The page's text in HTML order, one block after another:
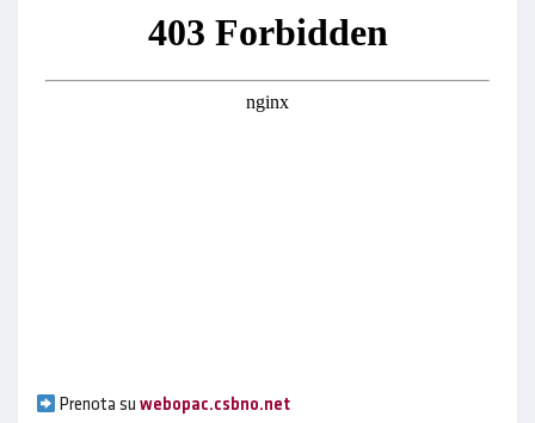
Prenota suwebopac.csbno.net